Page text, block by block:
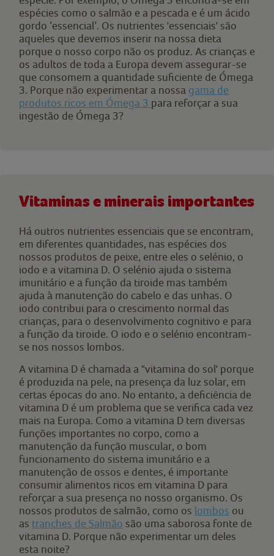
espécies como o salmão e a pescada e é um ácido
gordo ‘essencial’. Os nutrientes 'essenciais' são
aqueles que devemos inserir na nossa dieta
porque o nosso corpo não os produz. As crianças e
os adultos de toda a Europa devem assegurar-se
que consomem a quantidade suficiente de Ómega
3. Porque não experimentar a nossa gama de
produtos ricos em Ómega 3 para reforçar a sua
ingestão de Ómega 3?
Vitaminas e minerais importantes
Há outros nutrientes essenciais que se encontram,
em diferentes quantidades, nas espécies dos
nossos produtos de peixe, entre eles o selénio, o
iodo e a vitamina D. O selénio ajuda o sistema
imunitário e a função da tiroide mas também
ajuda à manutenção do cabelo e das unhas. O
iodo contribui para o crescimento normal das
crianças, para o desenvolvimento cognitivo e para
a função da tiroide. O iodo e o selénio encontram-
se nos nossos lombos.
A vitamina D é chamada a "vitamina do sol' porque
é produzida na pele, na presença da luz solar, em
certas épocas do ano. No entanto, a deficiência de
vitamina D é um problema que se verifica cada vez
mais na Europa. Como a vitamina D tem diversas
funções importantes no corpo, como a
manutenção da função muscular, o bom
funcionamento do sistema imunitário e a
manutenção de ossos e dentes, é importante
consumir alimentos ricos em vitamina D para
reforçar a sua presença no nosso organismo. Os
nossos produtos de salmão, como os lombos ou
as tranches de Salmão são uma saborosa fonte de
vitamina D. Porque não experimentar um deles
esta noite?